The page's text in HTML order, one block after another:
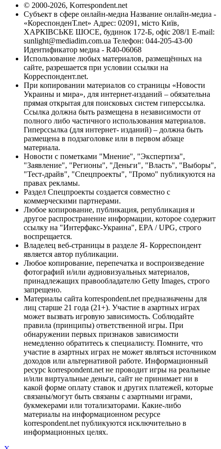
© 2000-2026, Korrespondent.net
Субъект в сфере онлайн-медиа Название онлайн-медиа -
«КореспонденТ.net» Адрес: 02091, місто Київ,
ХАРКІВСЬКЕ ШОСЕ, будинок 172-Б, офіс 208/1 E-mail:
sunlight@mediadim.com.ua Телефон: 044-205-43-00
Идентификатор медиа - R40-06068
Использование любых материалов, размещённых на
сайте, разрешается при условии ссылки на
Корреспондент.net.
При копировании материалов со страницы «Новости
Украины и мира», для интернет-изданий – обязательна
прямая открытая для поисковых систем гиперссылка.
Ссылка должна быть размещена в независимости от
полного либо частичного использования материалов.
Гиперссылка (для интернет- изданий) – должна быть
размещена в подзаголовке или в первом абзаце
материала.
Новости с пометками "Мнение", "Экспертиза",
"Заявление", "Регионы", "Деньги", "Власть", "Выборы",
"Тест-драйв", "Спецпроекты", "Промо" публикуются на
правах рекламы.
Раздел Спецпроекты создается совместно с
коммерческими партнерами.
Любое копирование, публикация, републикация и
другое распространение информации, которое содержит
ссылку на "Интерфакс-Украина", EPA / UPG, строго
воспрещается.
Владелец веб-страницы в разделе Я- Корреспондент
является автор публикации.
Любое копирование, перепечатка и воспроизведение
фотографий и/или аудиовизуальных материалов,
принадлежащих правообладателю Getty Images, строго
запрещено.
Материалы сайта korrespondent.net предназначены для
лиц старше 21 года (21+). Участие в азартных играх
может вызвать игровую зависимость. Соблюдайте
правила (принципы) ответственной игры. При
обнаружении первых признаков зависимости
немедленно обратитесь к специалисту. Помните, что
участие в азартных играх не может являться источником
доходов или альтернативой работе. Информационный
ресурс korrespondent.net не проводит игры на реальные
и/или виртуальные деньги, сайт не принимает ни в
какой форме оплату ставок и других платежей, которые
связаны/могут быть связаны с азартными играми,
букмекерами или тотализаторами. Какие-либо
материалы на информационном ресурсе
korrespondent.net публикуются исключительно в
информационных целях.